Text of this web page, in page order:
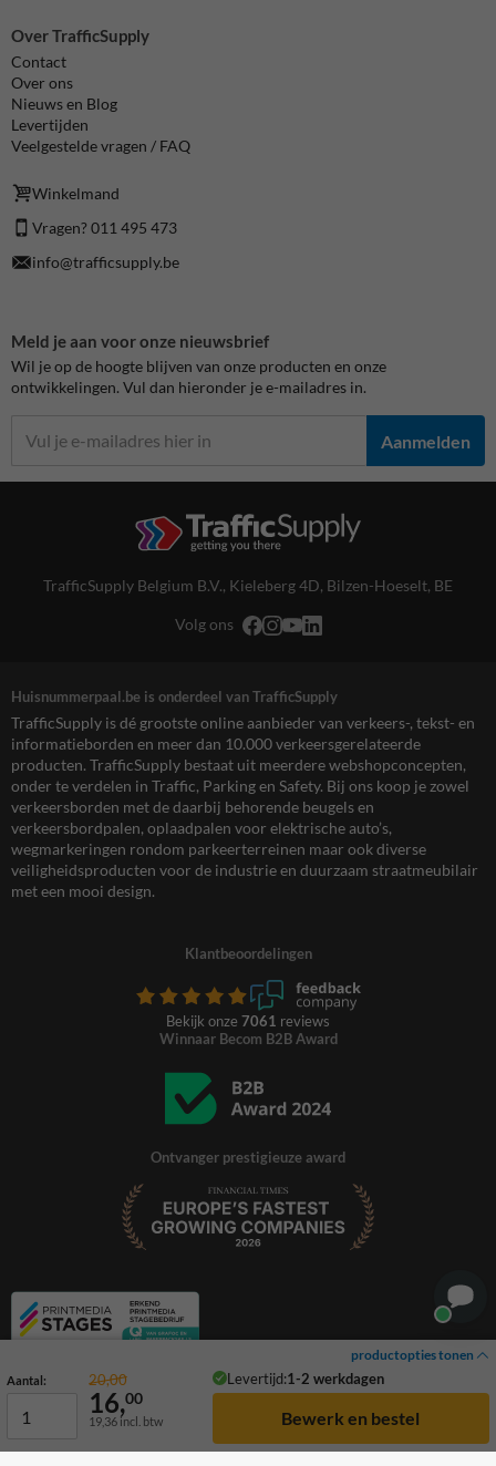
productopties tonen
Aantal: 20,00 Levertijd:1-2 werkdagen
16,00
19,36 incl. btw
Over TrafficSupply
Contact
Over ons
Nieuws en Blog
Levertijden
Veelgestelde vragen / FAQ
Winkelmand
Vragen? 011 495 473
info@trafficsupply.be
Meld je aan voor onze nieuwsbrief
Wil je op de hoogte blijven van onze producten en onze
ontwikkelingen. Vul dan hieronder je e-mailadres in.
Aanmelden
TrafficSupply Belgium B.V., Kieleberg 4D, Bilzen-Hoeselt, BE
Volg ons
Huisnummerpaal.be is onderdeel van TrafficSupply
TrafficSupply is dé grootste online aanbieder van verkeers-, tekst- en
informatieborden en meer dan 10.000 verkeersgerelateerde
producten. TrafficSupply bestaat uit meerdere webshopconcepten,
onder te verdelen in Traffic, Parking en Safety. Bij ons koop je zowel
verkeersborden met de daarbij behorende beugels en
verkeersbordpalen, oplaadpalen voor elektrische auto’s,
wegmarkeringen rondom parkeerterreinen maar ook diverse
veiligheidsproducten voor de industrie en duurzaam straatmeubilair
met een mooi design.
Klantbeoordelingen
Bekijk onze 7061 reviews
Winnaar Becom B2B Award
Ontvanger prestigieuze award
© 2026 TrafficSupply. Alle rechten voorbehouden.